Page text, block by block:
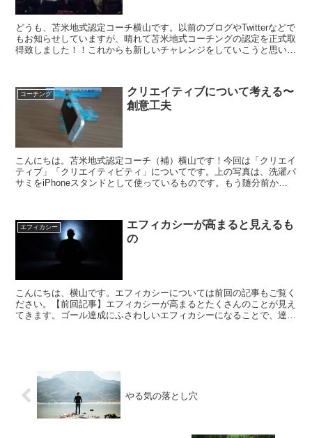
どうも、苫米地式認定コーチ横山です。以前のブログやTwitterなどで
もお知らせしていますが、晴れて苫米地式コーチングの認定を正式取
得致しました！！これからも新しいチャレンジをしていこうと思いま
コーチング
クリエイティブについて考える〜
創意工夫
こんにちは。苫米地式認定コーチ（補）横山です！今回は「クリエイ
ティブ」「クリエイティビティ」についてです。上の写真は、洗濯バ
サミをiPhoneスタンドとして使っているものです。もう随分前から
エフィカシー
エフィカシーが高まると見えるも
の
こんにちは、横山です。エフィカシーについては前回の記事もご覧く
ださい。【前回記事】エフィカシーが高まるとたくさんのことが見え
てきます。ゴール達成にふさわしいエフィカシーになることで、達成
やる気の落とし穴